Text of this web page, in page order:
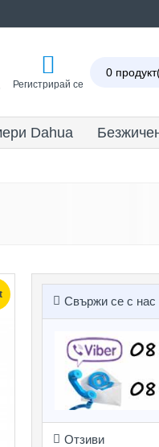
Регистрирай се
0
Dahua
Свържи се с нас
Отзиви